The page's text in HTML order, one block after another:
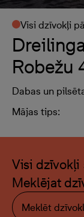
Visi dzīvokļi
Robežu
Dabas un
Mājas tips:
Visi dzīvokļi
Meklējat
Meklēt